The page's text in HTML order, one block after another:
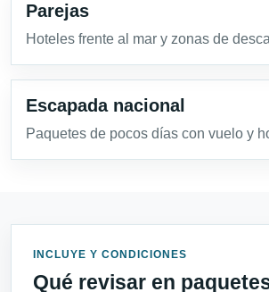
Parejas
Hoteles frente al mar y zonas de
Escapada nacional
Paquetes de pocos días con vuelo y
INCLUYE Y CONDICIONES
Qué revisar en